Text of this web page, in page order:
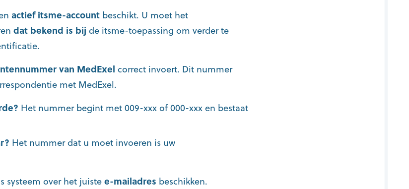
actief itsme-accountbeschikt. U moet het
dat bekend is bij de itsme-toepassing om verder te
van MedExel correct invoert. Dit nummer
met MedExel.
Het nummer begint met 009-xxx of 000-xxx en bestaat
Het nummer dat u moet invoeren is uw
systeem over het juistee-mailadres beschikken.